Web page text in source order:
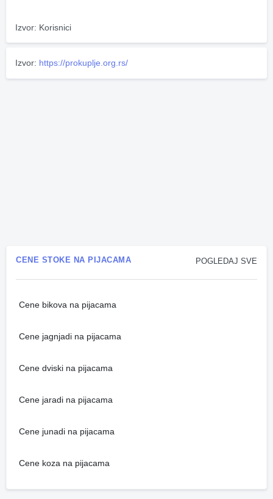
Izvor: Korisnici
Izvor: https://prokuplje.org.rs/
POGLEDAJ SVE
CENE STOKE NA PIJACAMA
Cene bikova na pijacama
Cene jagnjadi na pijacama
Cene dviski na pijacama
Cene jaradi na pijacama
Cene junadi na pijacama
Cene koza na pijacama